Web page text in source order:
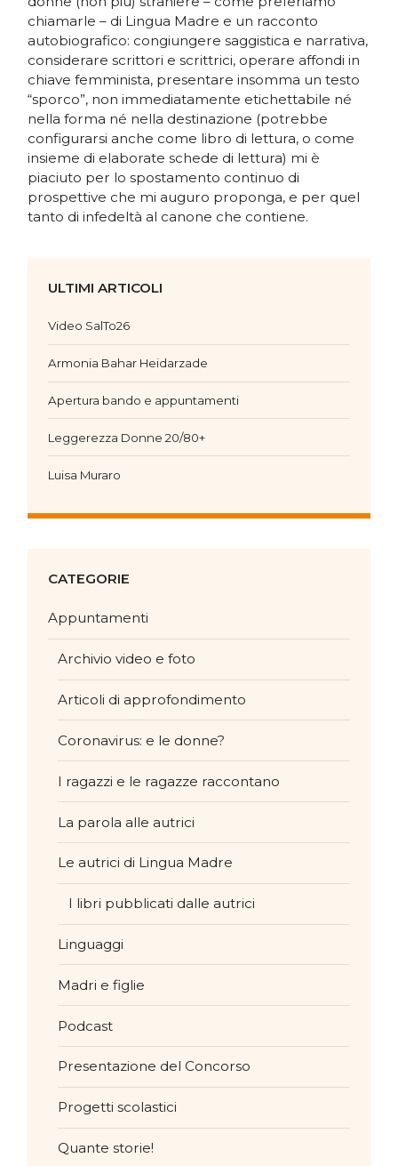
chiamarle – di Lingua Madre e un racconto
autobiografico: congiungere saggistica e narrativa,
considerare scrittori e scrittrici, operare affondi in
chiave femminista, presentare insomma un testo
“sporco”, non immediatamente etichettabile né
nella forma né nella destinazione (potrebbe
configurarsi anche come libro di lettura, o come
insieme di elaborate schede di lettura) mi è
piaciuto per lo spostamento continuo di
prospettive che mi auguro proponga, e per quel
tanto di infedeltà al canone che contiene.
ULTIMI ARTICOLI
Video SalTo26
Armonia Bahar Heidarzade
Apertura bando e appuntamenti
Leggerezza Donne 20/80+
Luisa Muraro
CATEGORIE
Appuntamenti
Archivio video e foto
Articoli di approfondimento
Coronavirus: e le donne?
I ragazzi e le ragazze raccontano
La parola alle autrici
Le autrici di Lingua Madre
I libri pubblicati dalle autrici
Linguaggi
Madri e figlie
Podcast
Presentazione del Concorso
Progetti scolastici
Quante storie!